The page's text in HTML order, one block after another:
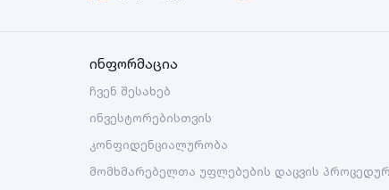
ინფორმაცია
ჩვენ შესახებ
ინვესტორებისთვის
კონფიდენციალურობა
მომხმარებელთა უფლებების დაცვის